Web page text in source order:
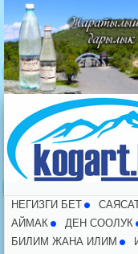
НЕГИЗГИ БЕТ CАЯСАТ
АЙМАК
ДЕН СООЛУК
БИЛИМ ЖАНА ИЛИМ